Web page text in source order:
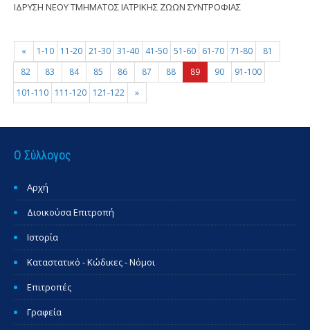
ΙΔΡΥΣΗ ΝΕΟΥ ΤΜΗΜΑΤΟΣ ΙΑΤΡΙΚΗΣ ΖΩΩΝ ΣΥΝΤΡΟΦΙΑΣ
« 1-10 11-20 21-30 31-40 41-50 51-60 61-70 71-80
81
82
83 84 85 86 87 88 89 90
91-100
101-110 111-120 121-122 »
Ο Σύλλογος
Αρχή
Διοικούσα Επιτροπή
Ιστορία
Καταστατικό - Κώδικες - Νόμοι
Επιτροπές
Γραφεία